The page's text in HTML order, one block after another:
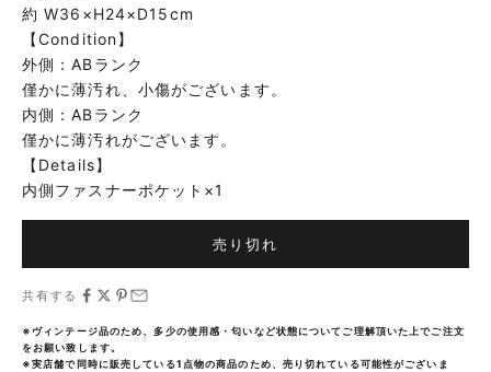
約 W36×H24×D15cm
【Condition】
外側：ABランク
僅かに薄汚れ、小傷がございます。
内側：ABランク
僅かに薄汚れがございます。
【Details】
内側ファスナーポケット×1
売り切れ
共有する
※ヴィンテージ品のため、多少の使用感・匂いなど状態についてご理解頂いた上でご注文
をお願い致します。
※実店舗で同時に販売している1点物の商品のため、売り切れている可能性がございま